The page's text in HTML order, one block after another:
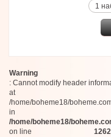
1
Warning
: Cannot modify header
at
/home/boheme18/
in
/home/boheme18/
on line
1262